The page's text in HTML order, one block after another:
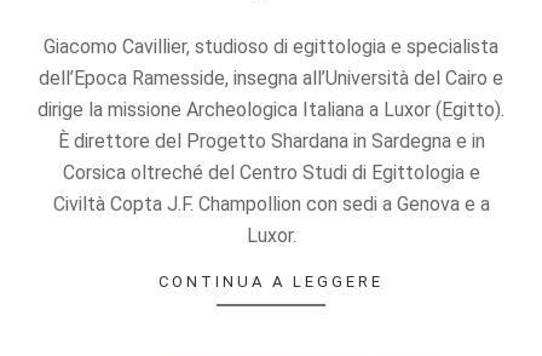
Giacomo Cavillier, studioso di egittologia e specialista
dell’Epoca Ramesside, insegna all’Università del Cairo e
dirige la missione Archeologica Italiana a Luxor (Egitto).
È direttore del Progetto Shardana in Sardegna e in
Corsica oltreché del Centro Studi di Egittologia e
Civiltà Copta J.F. Champollion con sedi a Genova e a
Luxor.
CONTINUA A LEGGERE